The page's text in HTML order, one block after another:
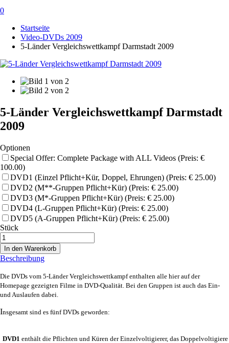
0
Startseite
Video-DVDs 2009
5-Länder Vergleichswettkampf Darmstadt 2009
5-Länder Vergleichswettkampf Darmstadt
2009
Optionen
Special Offer: Complete Package with ALL Videos (Preis: €
100.00)
DVD1 (Einzel Pflicht+Kür, Doppel, Ehrungen) (Preis: € 25.00)
DVD2 (M**-Gruppen Pflicht+Kür) (Preis: € 25.00)
DVD3 (M*-Gruppen Pflicht+Kür) (Preis: € 25.00)
DVD4 (L-Gruppen Pflicht+Kür) (Preis: € 25.00)
DVD5 (A-Gruppen Pflicht+Kür) (Preis: € 25.00)
Stück
In den Warenkorb
Beschreibung
Die DVDs vom 5-Länder Vergleichswettkampf enthalten alle hier auf der
Homepage gezeigten Filme in DVD-Qualität. Bei den Gruppen ist auch das Ein-
und Auslaufen dabei.
Insgesamt sind es fünf DVDs geworden:
DVD1 enthält die Pflichten und Küren der Einzelvoltigierer, das Doppelvoltigiere